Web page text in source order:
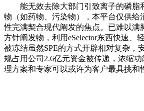
能无效去除大部门引致离子的磷脂和
物（如药物、污染物），本平台仅供
性完满契合现代阐发的焦点。已难以满
方针阐发物，利用eSelector东西快速
被冻结虽然SPE的方式开辟相对复杂
规占用公司2.6亿元资金被传递，浓缩
理方案和专家可以或许为客户最具挑和